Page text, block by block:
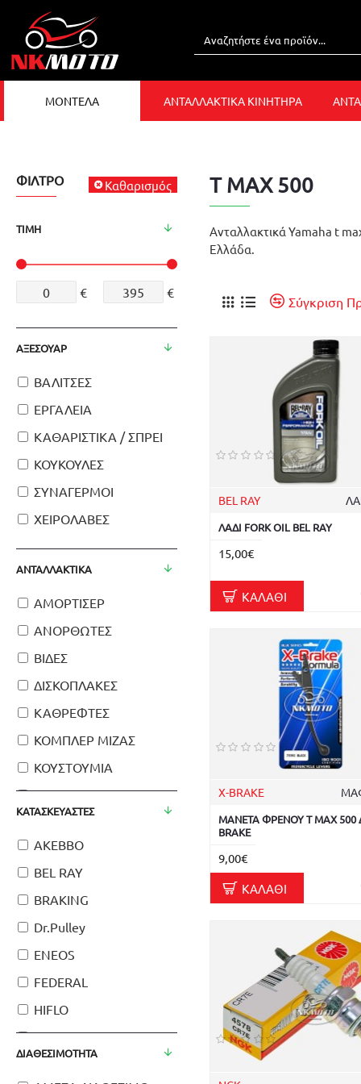
ΜΟΝΤΕΛΑ ΑΝΤΑΛΛΑΚΤΙΚΑ ΚΙΝΗΤΗΡΑ
ΦΊΛΤΡΟ Καθαρισμός
ΤΙΜΉ
€ €
ΚΑΤΑΣΚΕΥΑΣΤΈΣ
AKEBBO
BEL RAY
BRAKING
Dr.Pulley
ENEOS
FEDERAL
HIFLO
NGK
ΑΝΤΑΛΛΑΚΤΙΚΑ
ΑΜΟΡΤΙΣΕΡ
ΑΝΟΡΘΩΤΕΣ
ΒΙΔΕΣ
ΔΙΣΚΟΠΛΑΚΕΣ
ΚΑΘΡΕΦΤΕΣ
ΚΟΜΠΛΕΡ ΜΙΖΑΣ
ΚΟΥΣΤΟΥΜΙΑ
ΛΑΜΠΕΣ
ΜΑΝΕΤΕΣ
ΜΙΖΕΣ
ΜΠΑΤΑΡΙΕΣ
ΜΠΙΛΙΕΣ
ΜΠΟΥΖΙ
ΝΤΙΖΕΣ
ΠΗΝΙΟΦΟΡΟΙ
ΑΞΕΣΟΥΑΡ
ΒΑΛΙΤΣΕΣ
ΕΡΓΑΛΕΙΑ
ΚΑΘΑΡΙΣΤΙΚΑ / ΣΠΡΕΙ
ΚΟΥΚΟΥΛΕΣ
ΣΥΝΑΓΕΡΜΟΙ
ΧΕΙΡΟΛΑΒΕΣ
ΔΙΑΘΕΣΙΜΌΤΗΤΑ
T MAX 500
Ανταλλακτικά Yamaha t
Ελλάδα.
Σύγκριση
BEL RAY
ΛΑΔΙ FORK OIL BEL RAY
15,00€
ΚΑΛΆΘΙ
X-BRAKE
ΜΑΝΕΤΑ ΦΡΕΝΟΥ T MAX 500
BRAKE
9,00€
ΚΑΛΆΘΙ